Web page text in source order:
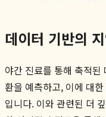
데이터 기반의
야간 진료를 통해 축적
환을 예측하고, 이에 대
입니다. 이와 관련된 더